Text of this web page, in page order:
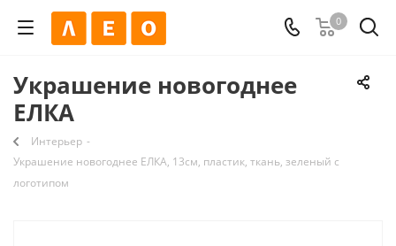
0
Украшение новогоднее
ЕЛКА
Интерьер -
Украшение новогоднее ЕЛКА, 13cм, пластик, ткань, зеленый с
логотипом